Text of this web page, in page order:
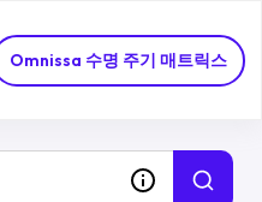
Omnissa 수명 주기 매트릭스